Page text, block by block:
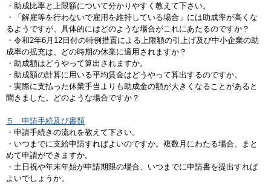
・助成比率と上限額について分かりやすく教えて下さい。
・「解雇等を行わないで雇用を維持している場合」には助成率が高くな
るようですが、具体的にはどのような場合がこれにあたるのですか？
・令和2年6月12日付の特例措置による上限額の引上げ及び中小企業の助
成率の拡充は、どの時期の休業に適用されますか？
・助成額はどうやって算出されますか。
・助成額の計算に用いる平均賃金はどうやって算出するのですか。
・実際に支払った休業手当よりも助成金の額が大きくなることがあると
聞きました。どのような場合ですか？
５ 申請手続及び書類
・申請手続きの流れを教えて下さい。
・いつまでに支給申請すればよいのですか。複数月にわたる場合、まと
めて申請ができますか。
・土日祝や年末年始が申請期限の場合、いつまでに申請書を提出すれば
よいでしょうか。